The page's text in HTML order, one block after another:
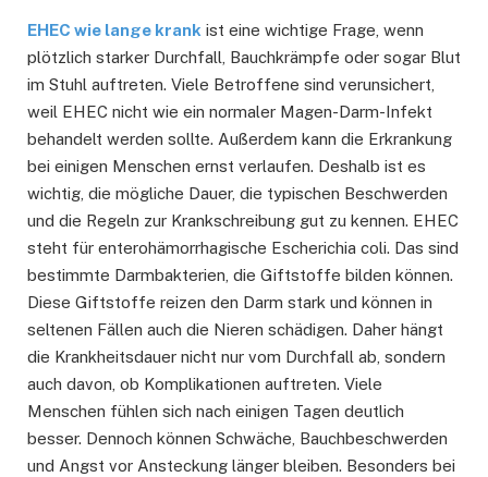
EHEC wie lange krank ist eine wichtige Frage, wenn
plötzlich starker Durchfall, Bauchkrämpfe oder sogar Blut
im Stuhl auftreten. Viele Betroffene sind verunsichert,
weil EHEC nicht wie ein normaler Magen-Darm-Infekt
behandelt werden sollte. Außerdem kann die Erkrankung
bei einigen Menschen ernst verlaufen. Deshalb ist es
wichtig, die mögliche Dauer, die typischen Beschwerden
und die Regeln zur Krankschreibung gut zu kennen. EHEC
steht für enterohämorrhagische Escherichia coli. Das sind
bestimmte Darmbakterien, die Giftstoffe bilden können.
Diese Giftstoffe reizen den Darm stark und können in
seltenen Fällen auch die Nieren schädigen. Daher hängt
die Krankheitsdauer nicht nur vom Durchfall ab, sondern
auch davon, ob Komplikationen auftreten. Viele
Menschen fühlen sich nach einigen Tagen deutlich
besser. Dennoch können Schwäche, Bauchbeschwerden
und Angst vor Ansteckung länger bleiben. Besonders bei